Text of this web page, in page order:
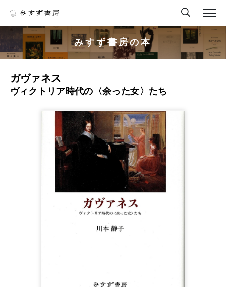
みすず書房の本
ガヴァネス
ヴィクトリア時代の〈余った女〉たち